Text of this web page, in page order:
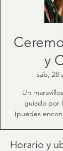
y
sáb, 28
Un
guiado por
(puedes
Horario y